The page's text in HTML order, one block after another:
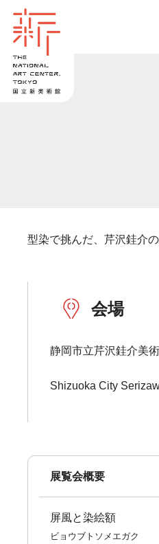
型染で挑んだ、芹沢銈介
会場
静岡市立芹沢銈介美
Shizuoka City
展覧会概要
屏風と染絵額
ビョウブトソメエガク